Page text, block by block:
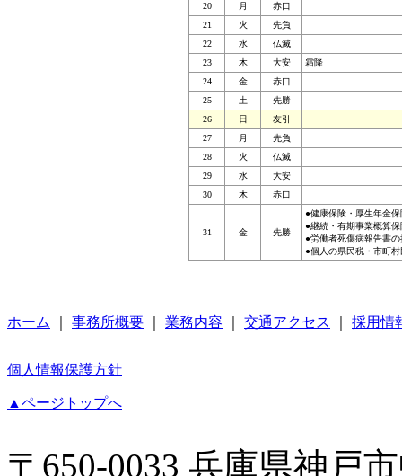
20
月
赤口
21
火
先負
22
水
仏滅
23
木 大安
霜降
24
金
赤口
25
土
先勝
26
日
友引
27
月
先負
28
火
仏滅
29
水
大安
30
木 赤口
31 金 先勝
●健康保険・厚生年金
●継続・有期事業概算
●労働者死傷病報告書
●個人の県民税・市町
ホーム 事務所概要 業務内容 交通アクセス 採用情
個人情報保護方針
▲ページトップへ
〒650-0033 兵庫県神戸